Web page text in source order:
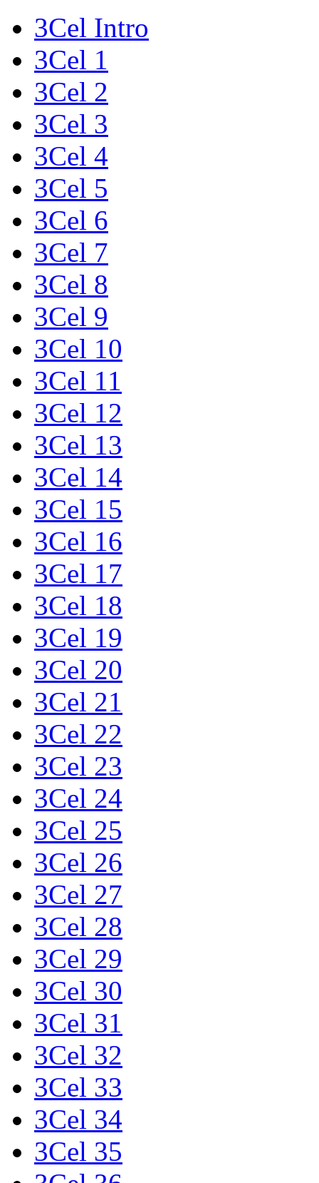
3Cel Intro
3Cel 1
3Cel 2
3Cel 3
3Cel 4
3Cel 5
3Cel 6
3Cel 7
3Cel 8
3Cel 9
3Cel 10
3Cel 11
3Cel 12
3Cel 13
3Cel 14
3Cel 15
3Cel 16
3Cel 17
3Cel 18
3Cel 19
3Cel 20
3Cel 21
3Cel 22
3Cel 23
3Cel 24
3Cel 25
3Cel 26
3Cel 27
3Cel 28
3Cel 29
3Cel 30
3Cel 31
3Cel 32
3Cel 33
3Cel 34
3Cel 35